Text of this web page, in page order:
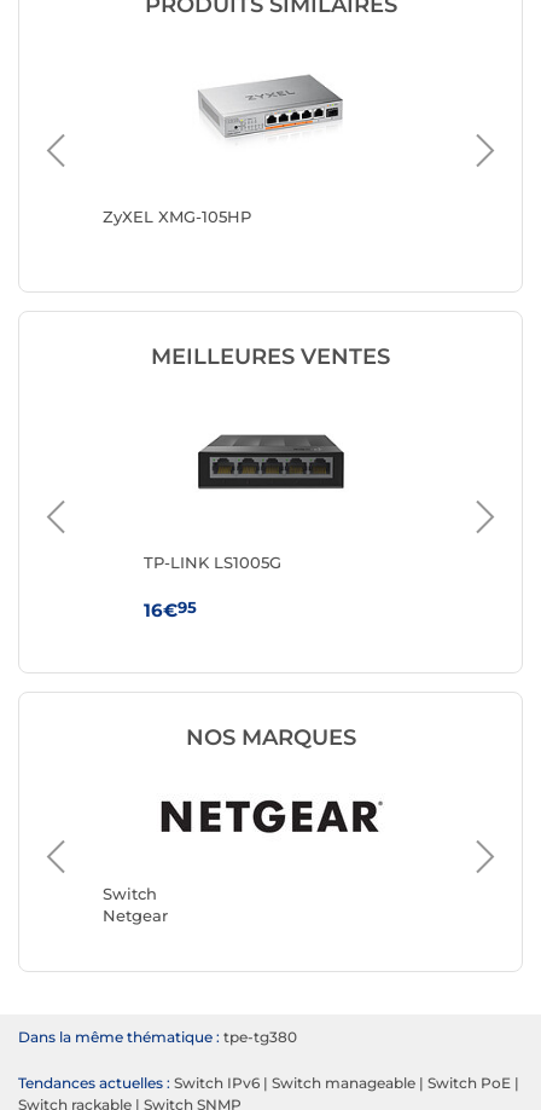
ZyXEL XMG-105HP
MEILLEURES VENTES
TP-LINK LS1005G
16€95
NOS MARQUES
Switch
Netgear
Switch
TP-LINK
Dans la même thématique : tpe-tg380
Tendances actuelles : Switch IPv6 | Switch manageable | Switch PoE |
Switch rackable | Switch SNMP